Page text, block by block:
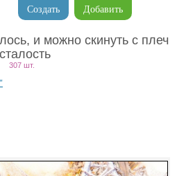
Добавить
Создать
и можно скинуть с плеч
307 шт.